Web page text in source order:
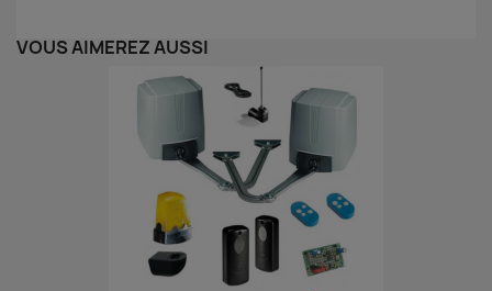
VOUS AIMEREZ AUSSI